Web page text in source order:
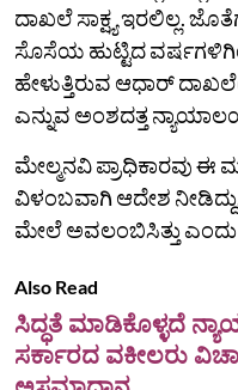
ದಾಖಲೆ ಸಾಕ್ಷ್ಯ ಇರಲಿಲ್ಲ.
ಸೊಸೆಯ ಹುಟ್ಟಿದ
ಹೇಳುತ್ತಿರುವ ಆಧಾರ್‌
ಎನ್ನುವ ಅಂಶದತ್ತ
ಮೇಲ್ಮನವಿ ಪ್ರಾಧಿಕಾರವು ಈ
ವಿಳಂಬವಾಗಿ ಆದೇಶ
ಮೇಲೆ ಅವಲಂಬಿಸಿತ್ತು
Also Read
ಸಿದ್ಧತೆ ಮಾಡಿಕೊಳ್ಳದೆ
ಸರ್ಕಾರದ ವಕೀಲರು